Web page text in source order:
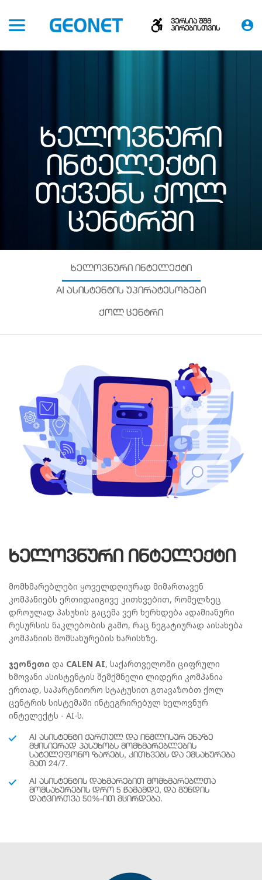
ვერსია შშმ
პირებისთვის
ᲮᲔᲚᲝᲕᲜᲣᲠᲘ
ᲘᲜᲢᲔᲚᲔᲥᲢᲘ
ᲗᲥᲕᲔᲜᲡ ᲥᲝᲚ
ᲪᲔᲜᲢᲠᲨᲘ
ᲮᲔᲚᲝᲕᲜᲣᲠᲘ ᲘᲜᲢᲔᲚᲔᲥᲢᲘ
AI ᲐᲡᲘᲡᲢᲔᲜᲢᲘᲡ ᲣᲞᲘᲠᲐᲢᲔᲡᲝᲑᲔᲑᲘ
ᲥᲝᲚ ᲪᲔᲜᲢᲠᲘ
ᲮᲔᲚᲝᲕᲜᲣᲠᲘ ᲘᲜᲢᲔᲚᲔᲥᲢᲘ
მომხმარებლები ყოველდღიურად მიმართავენ
კომპანიებს ერთიდაიგივე კითხვებით, რომელზეც
დროულად პასუხის გაცემა ვერ ხერხდება ადამიანური
რესურსის ნაკლებობის გამო, რაც ნეგატიურად აისახება
კომპანიის მომსახურების ხარისხზე.
ჯეონეთი და CALEN AI, საქართველოში ციფრული
ხმოვანი ასისტენტის შემქმნელი ლიდერი კომპანია
ერთად, საპარტნიორო სტატუსით გთავაზობთ ქოლ
ცენტრის სისტემაში ინტეგრირებულ ხელოვნურ
ინტელექტს - AI-ს.
AI ᲐᲡᲘᲡᲢᲔᲜᲢᲘ ᲥᲐᲠᲗᲣᲚ ᲓᲐ ᲘᲜᲒᲚᲘᲡᲣᲠ ᲔᲜᲐᲖᲔ
ᲛᲧᲘᲡᲘᲔᲠᲐᲓ ᲞᲐᲡᲣᲮᲝᲑᲡ ᲛᲝᲛᲮᲛᲐᲠᲔᲑᲚᲔᲑᲘᲡ
ᲡᲐᲢᲔᲚᲔᲤᲝᲜᲝ ᲖᲐᲠᲔᲑᲡ, ᲙᲘᲗᲮᲕᲔᲑᲡ ᲓᲐ ᲔᲛᲡᲐᲮᲣᲠᲔᲑᲐ
ᲛᲐᲗ 24/7.
AI ᲐᲡᲘᲡᲢᲔᲜᲢᲘᲡ ᲓᲐᲮᲛᲐᲠᲔᲑᲘᲗ ᲛᲝᲛᲮᲛᲐᲠᲔᲑᲚᲗᲐ
ᲛᲝᲛᲡᲐᲮᲣᲠᲔᲑᲘᲡ ᲓᲠᲝ 5 ᲬᲐᲛᲐᲛᲓᲔ, ᲓᲐ ᲒᲣᲜᲓᲘᲡ
ᲓᲐᲢᲕᲘᲠᲗᲕᲐ 50%-ᲘᲗ ᲛᲪᲘᲠᲓᲔᲑᲐ.